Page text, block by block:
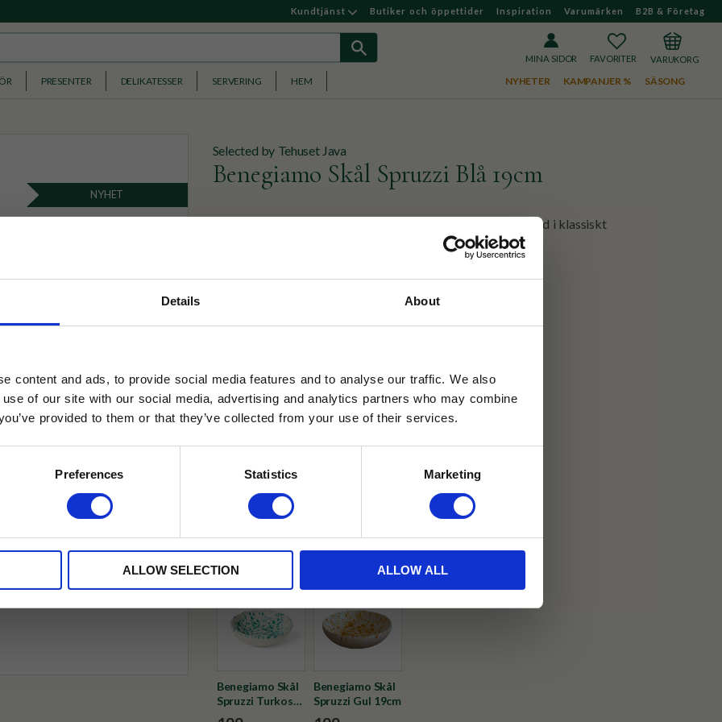
Details About
content and ads, to provide social media features and to analyse our traffic. We also
of our site with our social media, advertising and analytics partners who may combine
provided to them or that they’ve collected from your use of their services.
Preferences Statistics Marketing
ALLOW SELECTION ALLOW ALL
Kundtjänst Butiker och öppettider Inspiration Varumärken B2B & Företag
MINA SIDOR
FAVORITERKUNDVAGN
PRESENTER DELIKATESSER SERVERING HEM NYHETER KAMPANJER % SÄSONG
Selected by Tehuset Java
Benegiamo Skål Spruzzi Blå 19cm
Handgjord skål från Italien i robust keramik. Unikt handmålad i klassiskt
NYHET
199KR
✓ Fri frakt över 399 kr
✓ Betala direkt eller inom 30 dagar
✓ Gratis teprov i varje beställning
Tillfälligt slut online
Benegiamo Skål
Spruzzi Turkos
19cm
Benegiamo Skål
Spruzzi Gul 19cm
Läs mer
Rabatten fungerar endast
med andra erbjudanden.